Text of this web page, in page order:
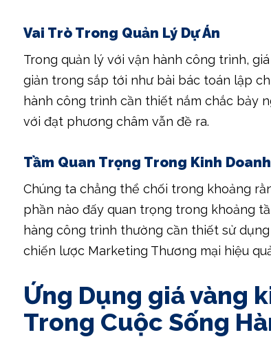
Vai Trò Trong Quản Lý Dự Án
Trong quản lý với vận hành công trình,
giản trong sắp tới như bài bác toán lập
hành công trình cần thiết nắm chắc bảy
với đạt phương châm vẫn đề ra.
Tầm Quan Trọng Trong Kinh Doanh
Chúng ta chẳng thể chối trong khoảng
phần nào đấy quan trọng trong khoảng
hàng công trình thường cần thiết sử
chiến lược Marketing Thương mại hiệu
Ứng Dụng giá vàng
Trong Cuộc Sống